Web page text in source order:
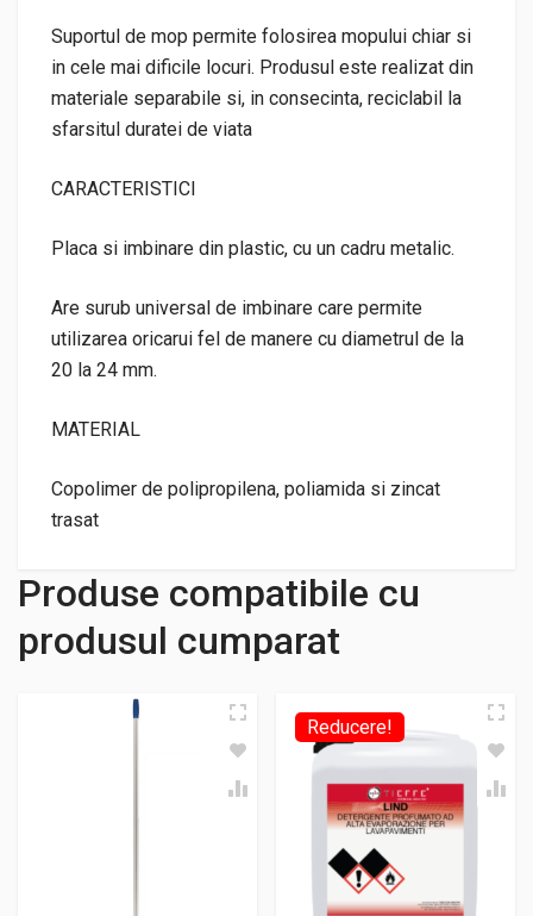
Suportul de mop permite folosirea mopului chiar si
in cele mai dificile locuri. Produsul este realizat din
materiale separabile si, in consecinta, reciclabil la
sfarsitul duratei de viata
CARACTERISTICI
Placa si imbinare din plastic, cu un cadru metalic.
Are surub universal de imbinare care permite
utilizarea oricarui fel de manere cu diametrul de la
20 la 24 mm.
MATERIAL
Copolimer de polipropilena, poliamida si zincat
trasat
Produse compatibile cu
produsul cumparat
Reducere!